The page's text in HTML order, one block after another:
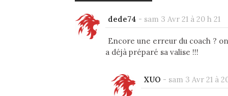
dede74 - sam 3 Avr 21 à 20 h 21
Encore une erreur du coach ?
a déjà préparé sa valise !!!
XUO - sam 3 Avr 21 à